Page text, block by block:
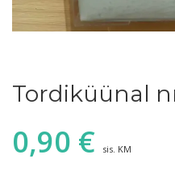
Tordiküünal
0,90 € sis. KM